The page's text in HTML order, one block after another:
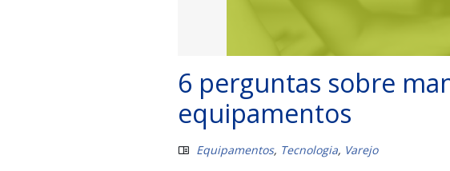
6 perguntas sobre
equipamentos
Equipamentos, Tecnologia, Varejo